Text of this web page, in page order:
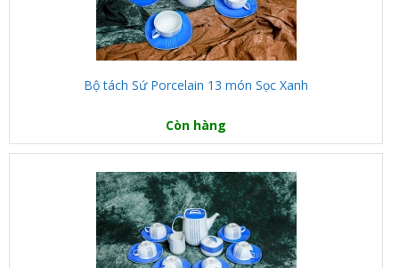
Bộ tách Sứ Porcelain 13 món Sọc Xanh
Còn hàng